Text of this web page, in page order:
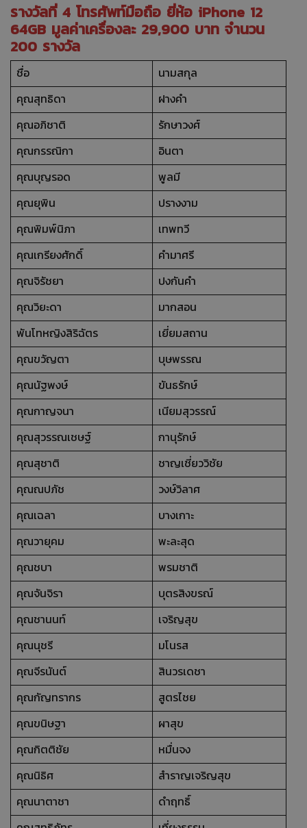
รางวัลที่ 4 โทรศัพท์มือถือ ยี่ห้อ iPhone 12
64GB มูลค่าเครื่องละ 29,900 บาท จำนวน
200 รางวัล
ชื่อ นามสกุล
คุณสุทธิดา ฝางคำ
คุณอภิชาติ รักษาวงศ์
คุณกรรณิกา อินตา
คุณบุญรอด พูลมี
คุณยุพิน ปรางงาม
คุณพิมพ์นิภา เทพทวี
คุณเกรียงศักดิ์ คำมาศรี
คุณจิรัชยา ปงกันคำ
คุณวิยะดา มากสอน
พันโทหญิงสิริฉัตร เยี่ยมสถาน
คุณขวัญตา บุษพรรณ
คุณนัฐพงษ์ ขันธรักษ์
คุณกาญจนา เนียมสุวรรณ์
คุณสุวรรณเชษฐ์ กานุรักษ์
คุณสุชาติ ชาญเชี่ยววิชัย
คุณณปภัช วงษ์วิลาศ
คุณเฉลา บางเกาะ
คุณวายุคม พะละสุด
คุณชบา พรมชาติ
คุณจันจิรา บุตรสิงขรณ์
คุณชานนท์ เจริญสุข
คุณนุชรี มโนรส
คุณจีรนันต์ สินวรเดชา
คุณกัญทรากร สูตรไชย
คุณขนิษฐา ผาสุข
คุณกิตติชัย หมื่นจง
คุณนิธิศ สำราญเจริญสุข
คุณนาตาชา ดำฤทธิ์